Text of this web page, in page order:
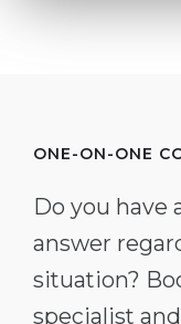
ONE-ON-ONE
Do you have
answer
situation?
specialist